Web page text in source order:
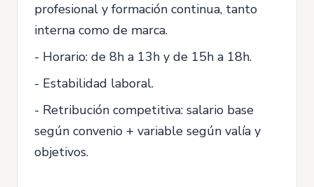
profesional y formación continua, tanto
interna como de marca.
- Horario: de 8h a 13h y de 15h a 18h.
- Estabilidad laboral.
- Retribución competitiva: salario base
según convenio + variable según valía y
objetivos.